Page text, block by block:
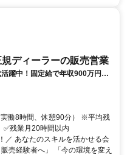
ディーラーの販売営業
躍中！固定給で年収900万円も
リアUP上限なし！
働8時間、休憩90分） ※平均残
残業月20時間以内
／ あなたのスキルを活かせる会
売経験者へ」 「今の環境を変え